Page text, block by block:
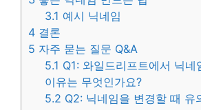
3.1 예시 닉네임
4 결론
5 자주 묻는 질문 Q&A
5.1 Q1: 와일드리프트에서 닉네
이유는 무엇인가요?
5.2 Q2: 닉네임을 변경할 때 유